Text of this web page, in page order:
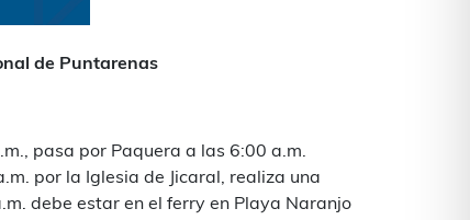
de Puntarenas
pasa por Paquera a las 6:00 a.m.
por la Iglesia de Jicaral, realiza una
debe estar en el ferry en Playa Naranjo